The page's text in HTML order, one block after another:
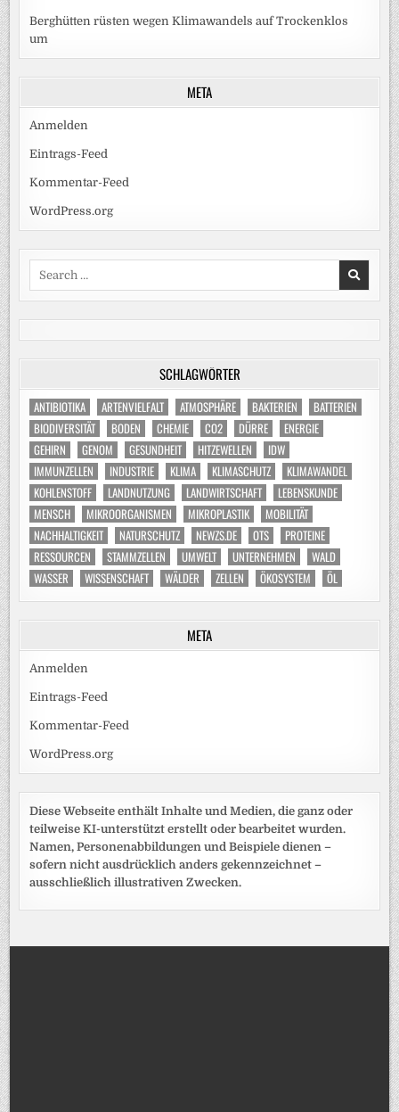
Berghütten rüsten wegen Klimawandels auf Trockenklos
um
META
Anmelden
Eintrags-Feed
Kommentar-Feed
WordPress.org
SCHLAGWÖRTER
ANTIBIOTIKA ARTENVIELFALT ATMOSPHÄRE BAKTERIEN
BATTERIEN
BIODIVERSITÄT
BODEN CHEMIE CO2 DÜRRE
ENERGIE
GEHIRN
GENOM GESUNDHEIT HITZEWELLEN
IDW
IMMUNZELLEN
INDUSTRIE KLIMA KLIMASCHUTZ
KLIMAWANDEL
KOHLENSTOFF
LANDNUTZUNG LANDWIRTSCHAFT
LEBENSKUNDE
MENSCH
MIKROORGANISMEN MIKROPLASTIK
MOBILITÄT
NACHHALTIGKEIT
NATURSCHUTZ NEWZS.DE OTS
PROTEINE
RESSOURCEN
STAMMZELLEN UMWELT UNTERNEHMEN
WALD
WASSER
WISSENSCHAFT WÄLDER ZELLEN ÖKOSYSTEM ÖL
META
Anmelden
Eintrags-Feed
Kommentar-Feed
WordPress.org
Diese Webseite enthält Inhalte und Medien, die ganz oder
teilweise KI-unterstützt erstellt oder bearbeitet wurden.
Namen, Personenabbildungen und Beispiele dienen –
sofern nicht ausdrücklich anders gekennzeichnet –
ausschließlich illustrativen Zwecken.